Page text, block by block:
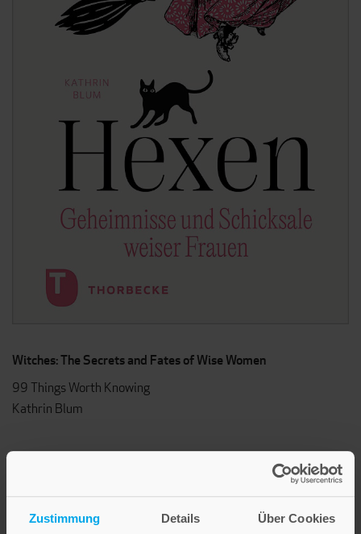
Zustimmung Details Über Cookies
Witches: The Secrets and Fates of Wise Women
99 Things Worth Knowing
Kathrin Blum